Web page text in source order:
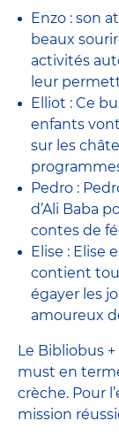
Enzo : son
beaux
activités
leur
Elliot : Ce
enfants
sur les
Pedro :
d’Ali Baba
contes de
Elise : Elise
contient
égayer les
amoureux
Le Bibliobus
must en
crèche. Pour
mission